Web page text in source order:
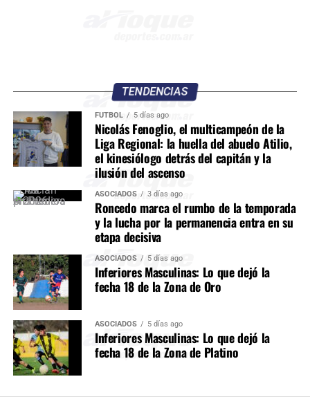
TENDENCIAS
FÚTBOL 5 días ago
Nicolás Fenoglio, el multicampeón de la
Liga Regional: la huella del abuelo Atilio,
el kinesiólogo detrás del capitán y la
ilusión del ascenso
ASOCIADOS 3 días ago
Roncedo marca el rumbo de la temporada
y la lucha por la permanencia entra en su
etapa decisiva
ASOCIADOS 5 días ago
Inferiores Masculinas: Lo que dejó la
fecha 18 de la Zona de Oro
ASOCIADOS 5 días ago
Inferiores Masculinas: Lo que dejó la
fecha 18 de la Zona de Platino